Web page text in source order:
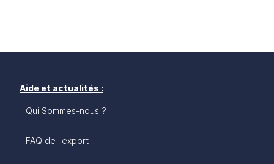
Aide et actualités :
Qui Sommes-nous ?
FAQ de l'export